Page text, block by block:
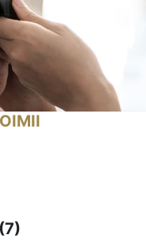
(7)